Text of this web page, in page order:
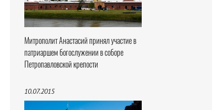
Митрополит Анастасий принял участие в
патриаршем богослужении в соборе
Петропавловской крепости
10.07.2015